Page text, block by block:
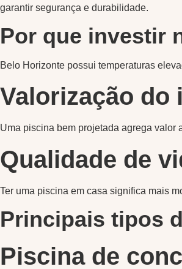
garantir segurança e durabilidade.
Por que investir
Belo Horizonte possui temperaturas
Valorização do
Uma piscina bem projetada agrega valor
Qualidade de
Ter uma piscina em casa significa mais
Principais tipos
Piscina de